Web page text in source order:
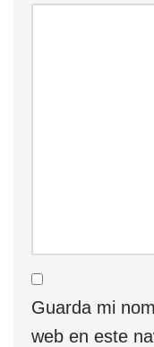
Guarda mi
web en este